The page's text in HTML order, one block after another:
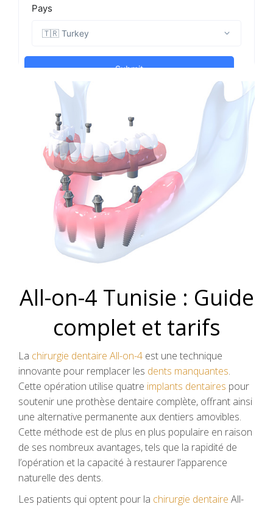
All-on-4 Tunisie : Guide
complet et tarifs
La chirurgie dentaire All-on-4 est une technique
innovante pour remplacer les dents manquantes.
Cette opération utilise quatre implants dentaires pour
soutenir une prothèse dentaire complète, offrant ainsi
une alternative permanente aux dentiers amovibles.
Cette méthode est de plus en plus populaire en raison
de ses nombreux avantages, tels que la rapidité de
l’opération et la capacité à restaurer l’apparence
naturelle des dents.
Les patients qui optent pour la chirurgie dentaire All-